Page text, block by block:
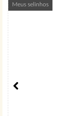
Meus selinhos